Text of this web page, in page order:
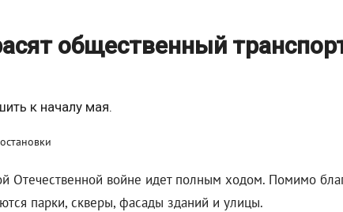
общественный
к началу мая.
Отечественной войне идет полным ходом. Помимо
парки, скверы, фасады зданий и улицы.